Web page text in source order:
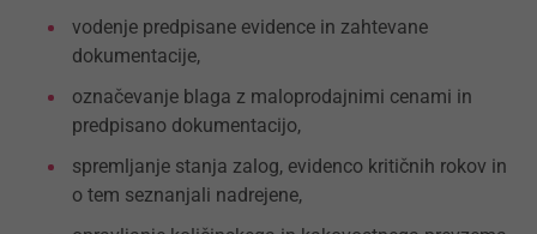
vodenje predpisane evidence in zahtevane
dokumentacije,
označevanje blaga z maloprodajnimi cenami in
predpisano dokumentacijo,
spremljanje stanja zalog, evidenco kritičnih rokov in
o tem seznanjali nadrejene,